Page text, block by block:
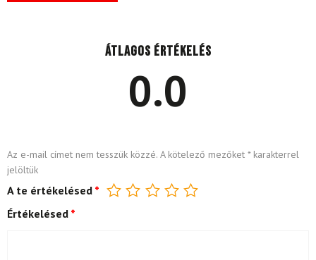
Átlagos értékelés
0.0
Az e-mail címet nem tesszük közzé. A kötelező mezőket *karakterrel
jelöltük
A te értékelésed *
Értékelésed *